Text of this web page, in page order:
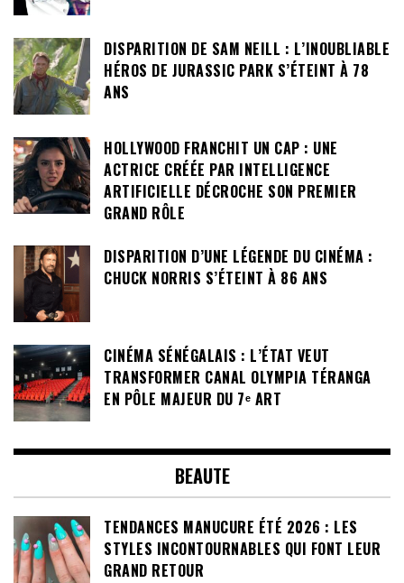
DISPARITION DE SAM NEILL : L’INOUBLIABLE
HÉROS DE JURASSIC PARK S’ÉTEINT À 78
ANS
HOLLYWOOD FRANCHIT UN CAP : UNE
ACTRICE CRÉÉE PAR INTELLIGENCE
ARTIFICIELLE DÉCROCHE SON PREMIER
GRAND RÔLE
DISPARITION D’UNE LÉGENDE DU CINÉMA :
CHUCK NORRIS S’ÉTEINT À 86 ANS
CINÉMA SÉNÉGALAIS : L’ÉTAT VEUT
TRANSFORMER CANAL OLYMPIA TÉRANGA
EN PÔLE MAJEUR DU 7ᵉ ART
BEAUTE
TENDANCES MANUCURE ÉTÉ 2026 : LES
STYLES INCONTOURNABLES QUI FONT LEUR
GRAND RETOUR